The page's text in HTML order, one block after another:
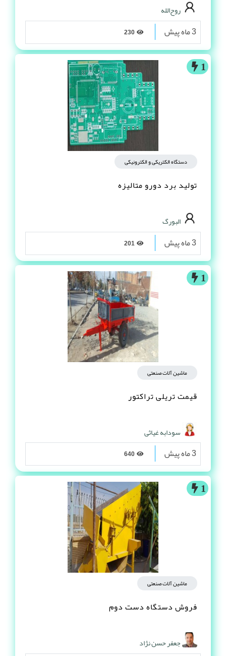
روح‌الله
3 ماه پیش
1
دستگاه الکتریکی و الکترونیکی
تولید برد دورو متالیزه
البورگ
3 ماه پیش
1
ماشین آلات صنعتی
قیمت تریلی تراکتور
سودابه غیاثی
3 ماه پیش
1
ماشین آلات صنعتی
فروش دستگاه دست دوم
جعفر حسن نژاد